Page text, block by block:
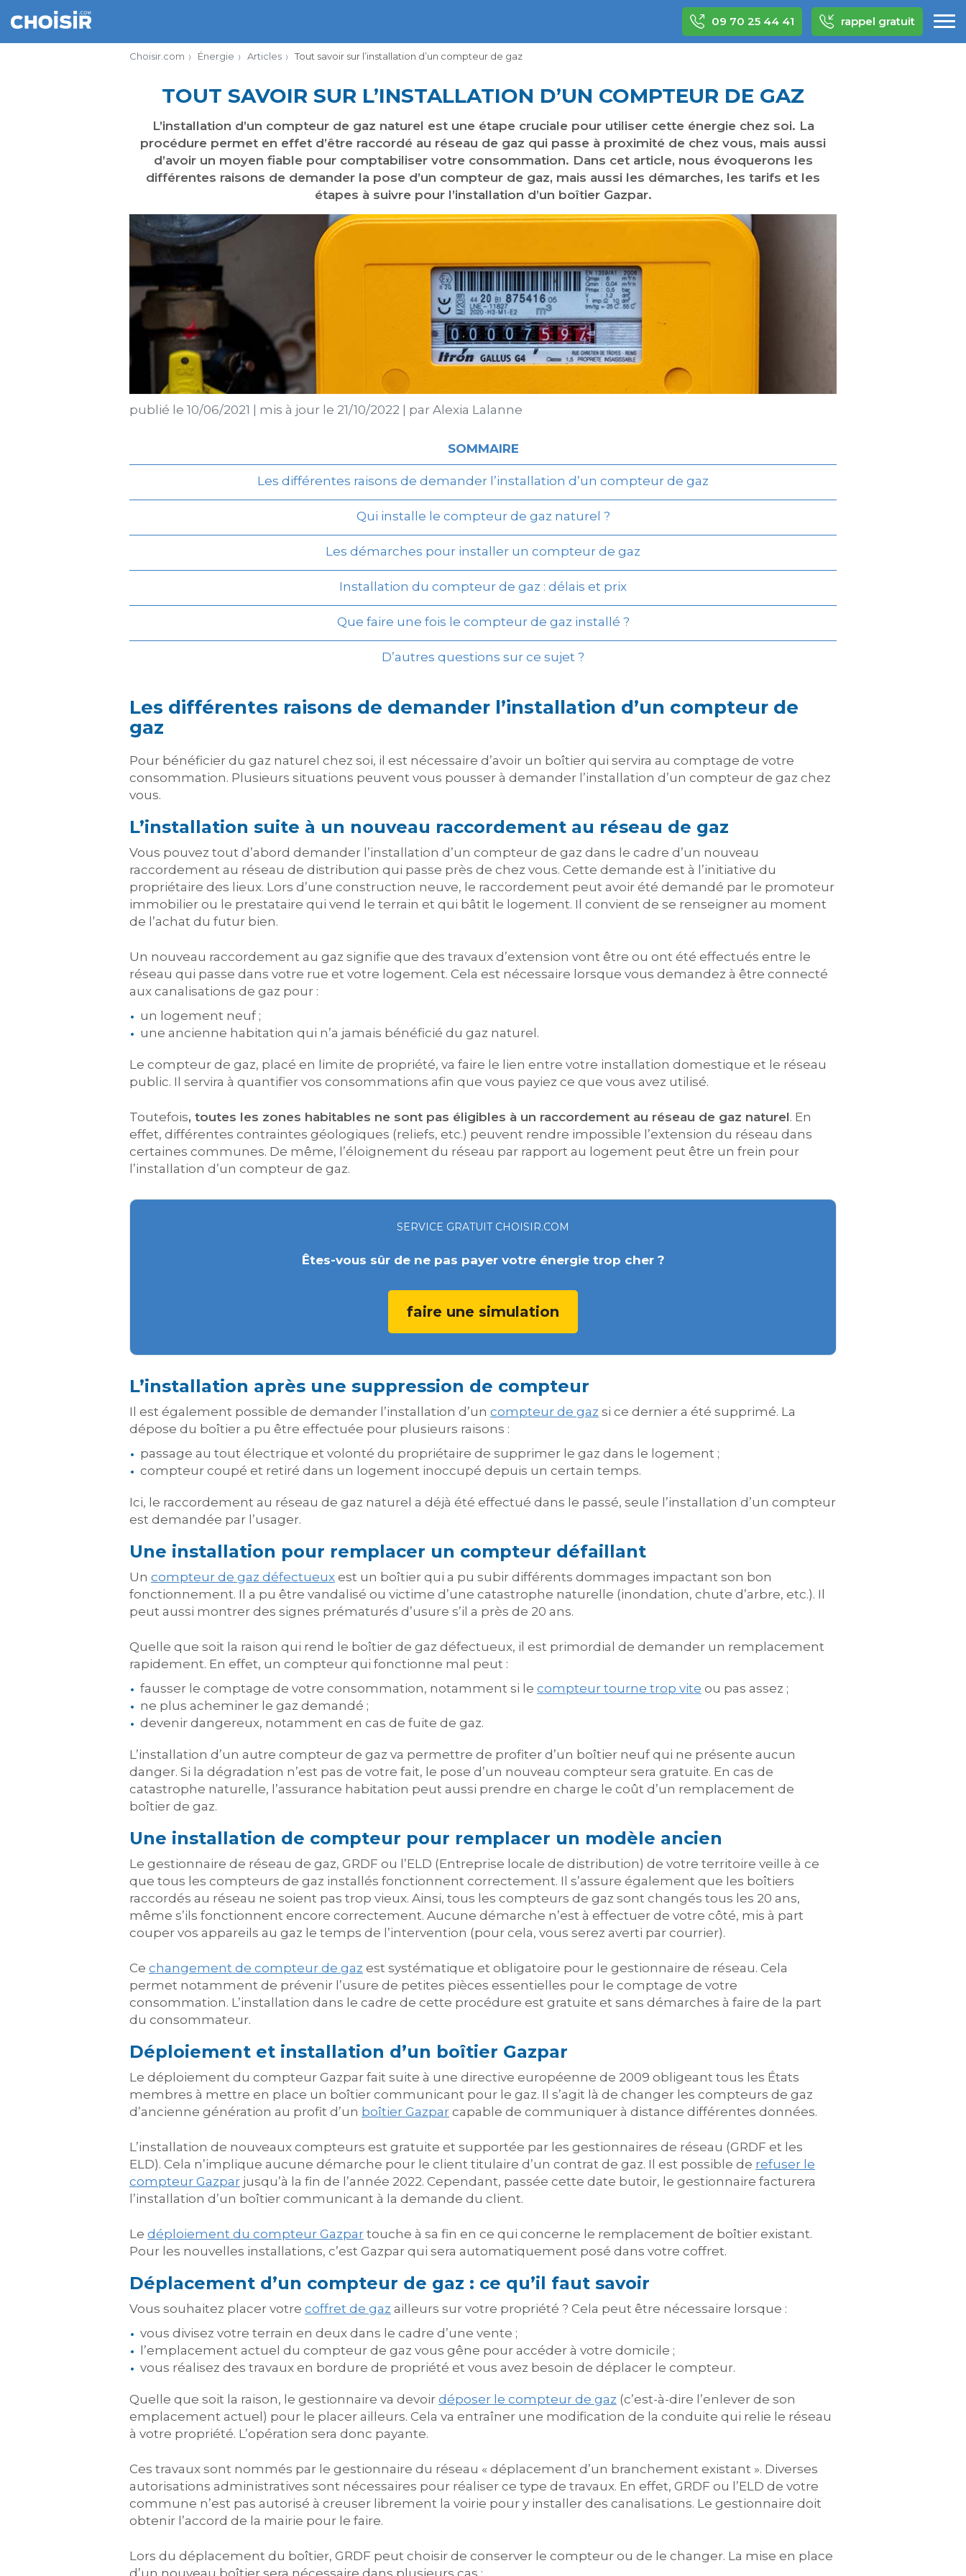
09 70 25 44 41 rappel gratuit
Choisir.com Énergie Articles Tout savoir sur l’installation d’un compteur de gaz
TOUT SAVOIR SUR L’INSTALLATION D’UN COMPTEUR DE GAZ
L’installation d’un compteur de gaz naturel est une étape cruciale pour utiliser cette énergie chez soi. La
procédure permet en effet d’être raccordé au réseau de gaz qui passe à proximité de chez vous, mais aussi
d’avoir un moyen fiable pour comptabiliser votre consommation. Dans cet article, nous évoquerons les
différentes raisons de demander la pose d’un compteur de gaz, mais aussi les démarches, les tarifs et les
étapes à suivre pour l’installation d’un boîtier Gazpar.
publié le 10/06/2021 mis à jour le 21/10/2022 par Alexia Lalanne
SOMMAIRE
Les différentes raisons de demander l’installation d’un compteur de gaz
Qui installe le compteur de gaz naturel ?
Les démarches pour installer un compteur de gaz
Installation du compteur de gaz : délais et prix
Que faire une fois le compteur de gaz installé ?
D’autres questions sur ce sujet ?
Les différentes raisons de demander l’installation d’un compteur de
gaz
Pour bénéficier du gaz naturel chez soi, il est nécessaire d’avoir un boîtier qui servira au comptage de votre
consommation. Plusieurs situations peuvent vous pousser à demander l’installation d’un compteur de gaz chez
vous.
L’installation suite à un nouveau raccordement au réseau de gaz
Vous pouvez tout d’abord demander l’installation d’un compteur de gaz dans le cadre d’un nouveau
raccordement au réseau de distribution qui passe près de chez vous. Cette demande est à l’initiative du
propriétaire des lieux. Lors d’une construction neuve, le raccordement peut avoir été demandé par le promoteur
immobilier ou le prestataire qui vend le terrain et qui bâtit le logement. Il convient de se renseigner au moment
de l’achat du futur bien.
Un nouveau raccordement au gaz signifie que des travaux d’extension vont être ou ont été effectués entre le
réseau qui passe dans votre rue et votre logement. Cela est nécessaire lorsque vous demandez à être connecté
aux canalisations de gaz pour :
un logement neuf ;
une ancienne habitation qui n’a jamais bénéficié du gaz naturel.
Le compteur de gaz, placé en limite de propriété, va faire le lien entre votre installation domestique et le réseau
public. Il servira à quantifier vos consommations afin que vous payiez ce que vous avez utilisé.
Toutefois, toutes les zones habitables ne sont pas éligibles à un raccordement au réseau de gaz naturel. En
effet, différentes contraintes géologiques (reliefs, etc.) peuvent rendre impossible l’extension du réseau dans
certaines communes. De même, l’éloignement du réseau par rapport au logement peut être un frein pour
l’installation d’un compteur de gaz.
SERVICE GRATUIT CHOISIR.COM
Êtes-vous sûr de ne pas payer votre énergie trop cher ?
faire une simulation
L’installation après une suppression de compteur
Il est également possible de demander l’installation d’un compteur de gaz si ce dernier a été supprimé. La
dépose du boîtier a pu être effectuée pour plusieurs raisons :
passage au tout électrique et volonté du propriétaire de supprimer le gaz dans le logement ;
compteur coupé et retiré dans un logement inoccupé depuis un certain temps.
Ici, le raccordement au réseau de gaz naturel a déjà été effectué dans le passé, seule l’installation d’un compteur
est demandée par l’usager.
Une installation pour remplacer un compteur défaillant
Un compteur de gaz défectueux est un boîtier qui a pu subir différents dommages impactant son bon
fonctionnement. Il a pu être vandalisé ou victime d’une catastrophe naturelle (inondation, chute d’arbre, etc.). Il
peut aussi montrer des signes prématurés d’usure s’il a près de 20 ans.
Quelle que soit la raison qui rend le boîtier de gaz défectueux, il est primordial de demander un remplacement
rapidement. En effet, un compteur qui fonctionne mal peut :
fausser le comptage de votre consommation, notamment si le compteur tourne trop vite ou pas assez ;
ne plus acheminer le gaz demandé ;
devenir dangereux, notamment en cas de fuite de gaz.
L’installation d’un autre compteur de gaz va permettre de profiter d’un boîtier neuf qui ne présente aucun
danger. Si la dégradation n’est pas de votre fait, le pose d’un nouveau compteur sera gratuite. En cas de
catastrophe naturelle, l’assurance habitation peut aussi prendre en charge le coût d’un remplacement de
boîtier de gaz.
Une installation de compteur pour remplacer un modèle ancien
Le gestionnaire de réseau de gaz, GRDF ou l’ELD (Entreprise locale de distribution) de votre territoire veille à ce
que tous les compteurs de gaz installés fonctionnent correctement. Il s’assure également que les boîtiers
raccordés au réseau ne soient pas trop vieux. Ainsi, tous les compteurs de gaz sont changés tous les 20 ans,
même s’ils fonctionnent encore correctement. Aucune démarche n’est à effectuer de votre côté, mis à part
couper vos appareils au gaz le temps de l’intervention (pour cela, vous serez averti par courrier).
Ce changement de compteur de gaz est systématique et obligatoire pour le gestionnaire de réseau. Cela
permet notamment de prévenir l’usure de petites pièces essentielles pour le comptage de votre
consommation. L’installation dans le cadre de cette procédure est gratuite et sans démarches à faire de la part
du consommateur.
Déploiement et installation d’un boîtier Gazpar
Le déploiement du compteur Gazpar fait suite à une directive européenne de 2009 obligeant tous les États
membres à mettre en place un boîtier communicant pour le gaz. Il s’agit là de changer les compteurs de gaz
d’ancienne génération au profit d’un boîtier Gazpar capable de communiquer à distance différentes données.
L’installation de nouveaux compteurs est gratuite et supportée par les gestionnaires de réseau (GRDF et les
ELD). Cela n’implique aucune démarche pour le client titulaire d’un contrat de gaz. Il est possible de refuser le
compteur Gazpar jusqu’à la fin de l’année 2022. Cependant, passée cette date butoir, le gestionnaire facturera
l’installation d’un boîtier communicant à la demande du client.
Le déploiement du compteur Gazpar touche à sa fin en ce qui concerne le remplacement de boîtier existant.
Pour les nouvelles installations, c’est Gazpar qui sera automatiquement posé dans votre coffret.
Déplacement d’un compteur de gaz : ce qu’il faut savoir
Vous souhaitez placer votre coffret de gaz ailleurs sur votre propriété ? Cela peut être nécessaire lorsque :
vous divisez votre terrain en deux dans le cadre d’une vente ;
l’emplacement actuel du compteur de gaz vous gêne pour accéder à votre domicile ;
vous réalisez des travaux en bordure de propriété et vous avez besoin de déplacer le compteur.
Quelle que soit la raison, le gestionnaire va devoir déposer le compteur de gaz (c’est-à-dire l’enlever de son
emplacement actuel) pour le placer ailleurs. Cela va entraîner une modification de la conduite qui relie le réseau
à votre propriété. L’opération sera donc payante.
Ces travaux sont nommés par le gestionnaire du réseau « déplacement d’un branchement existant ». Diverses
autorisations administratives sont nécessaires pour réaliser ce type de travaux. En effet, GRDF ou l’ELD de votre
commune n’est pas autorisé à creuser librement la voirie pour y installer des canalisations. Le gestionnaire doit
obtenir l’accord de la mairie pour le faire.
Lors du déplacement du boîtier, GRDF peut choisir de conserver le compteur ou de le changer. La mise en place
d’un nouveau boîtier sera nécessaire dans plusieurs cas :